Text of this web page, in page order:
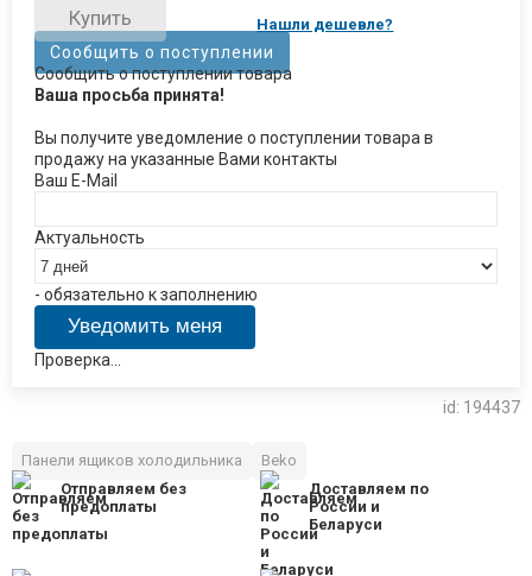
Купить Нашли дешевле?
Сообщить о поступлении
Сообщить о поступлении товара
Ваша просьба принята!
Вы получите уведомление о поступлении товара в
продажу на указанные Вами контакты
Ваш E-Mail
Актуальность
- обязательно к заполнению
Проверка...
id: 194437
Панели ящиков холодильника
Beko
Отправляем без
предоплаты
Доставляем по
России и
Беларуси